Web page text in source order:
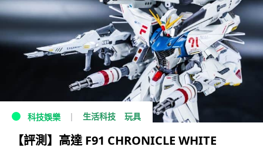
科技娛樂 生活科技 玩具
【評測】高達 F91 CHRONICLE WHITE